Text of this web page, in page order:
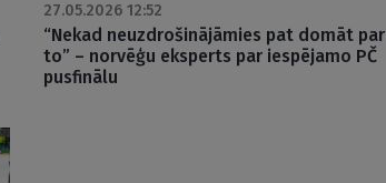
27.05.2026 12:52
“Nekad neuzdrošinājāmies pat domāt par
to” – norvēģu eksperts par iespējamo PČ
pusfinālu